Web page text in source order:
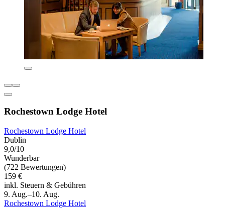
Rochestown Lodge Hotel
Rochestown Lodge Hotel
Dublin
9,0/10
Wunderbar
(722 Bewertungen)
159 €
inkl. Steuern & Gebühren
9. Aug.–10. Aug.
Rochestown Lodge Hotel